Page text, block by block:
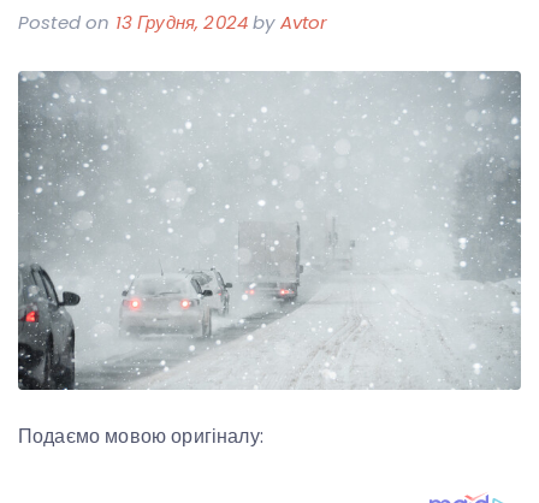
Posted on 13 Грудня, 2024byAvtor
Подаємо мовою оригіналу: